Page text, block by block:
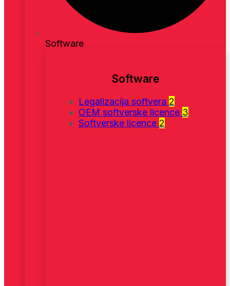
Software
Software
Legalizacija softvera 2
OEM softverske licence 3
Softverske licence 2